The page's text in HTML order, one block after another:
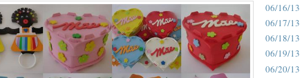
06/16/13
06/17/13
06/18/13
06/19/13
06/20/13